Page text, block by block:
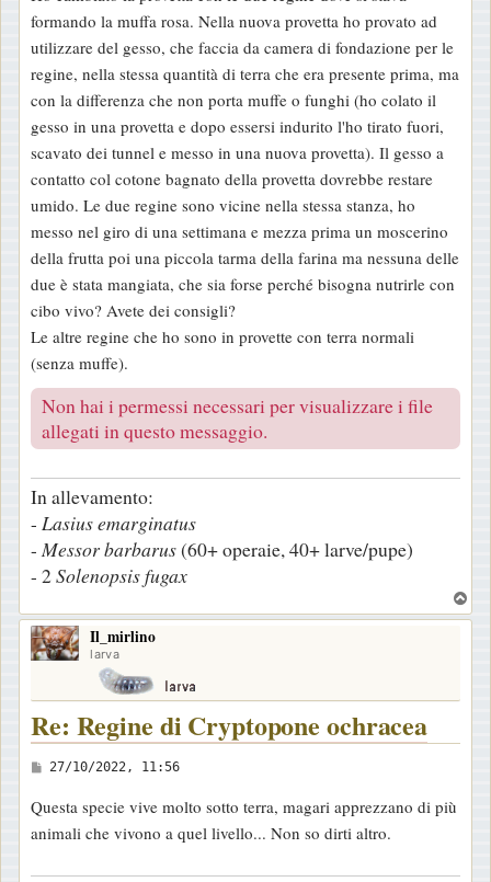
s
a
g
g
i
o
formando la muffa rosa. Nella nuova provetta ho provato ad
utilizzare del gesso, che faccia da camera di fondazione per le
regine, nella stessa quantità di terra che era presente prima, ma
con la differenza che non porta muffe o funghi (ho colato il
gesso in una provetta e dopo essersi indurito l'ho tirato fuori,
scavato dei tunnel e messo in una nuova provetta). Il gesso a
contatto col cotone bagnato della provetta dovrebbe restare
umido. Le due regine sono vicine nella stessa stanza, ho
messo nel giro di una settimana e mezza prima un moscerino
della frutta poi una piccola tarma della farina ma nessuna delle
due è stata mangiata, che sia forse perché bisogna nutrirle con
cibo vivo? Avete dei consigli?
Le altre regine che ho sono in provette con terra normali
(senza muffe).
Non hai i permessi necessari per visualizzare i file
allegati in questo messaggio.
In allevamento:
- Lasiusemarginatus
- Messorbarbarus(60+ operaie, 40+ larve/pupe)
- 2Solenopsisfugax
o
Il_mirlino
larva
Re: Regine di Cryptopone ochracea
M
s
s
27/10/2022, 11:56
Questa specie vive molto sotto terra, magari apprezzano di più
animali che vivono a quel livello... Non so dirti altro.